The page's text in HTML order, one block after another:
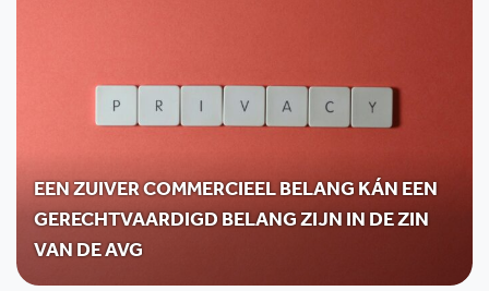
EEN ZUIVER COMMERCIEEL BELANG KÁN EEN
GERECHTVAARDIGD BELANG ZIJN IN DE ZIN
VAN DE AVG